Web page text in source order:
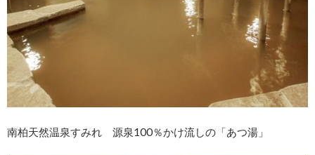
南柏天然温泉すみれ 源泉100％かけ流しの「あつ湯」